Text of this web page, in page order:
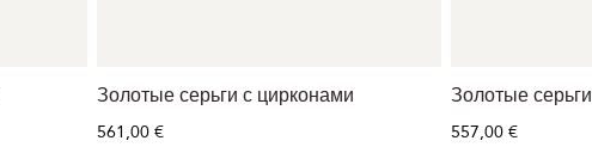
Золотые серьги с цирконами
561,00 €
Золотые серьги
557,00 €